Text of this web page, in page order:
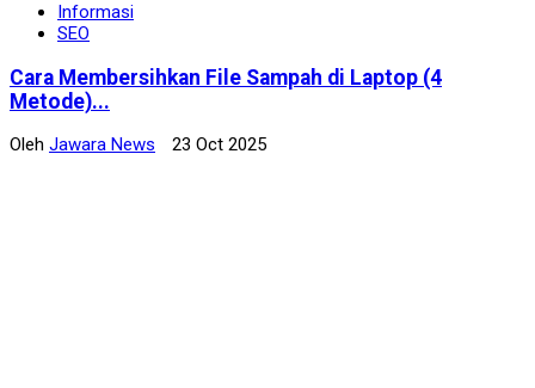
Informasi
SEO
Cara Membersihkan File Sampah di Laptop (4
Metode)...
Oleh Jawara News 23 Oct 2025